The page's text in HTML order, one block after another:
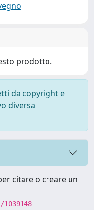
prodotto.
da copyright e
diversa
citare o creare un